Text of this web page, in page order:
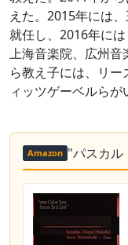
えた。2015年には
就任し、2016年に
上海音楽院、広州
ら教え子には、リ
ィッツゲーベルらが
Amazon "パスカル